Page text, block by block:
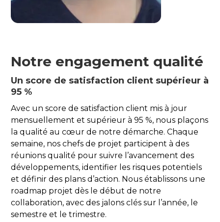
Notre engagement qualité
Un score de satisfaction client supérieur à
95 %
Avec un score de satisfaction client mis à jour
mensuellement et supérieur à 95 %, nous plaçons
la qualité au cœur de notre démarche. Chaque
semaine, nos chefs de projet participent à des
réunions qualité pour suivre l’avancement des
développements, identifier les risques potentiels
et définir des plans d’action. Nous établissons une
roadmap projet dès le début de notre
collaboration, avec des jalons clés sur l’année, le
semestre et le trimestre.